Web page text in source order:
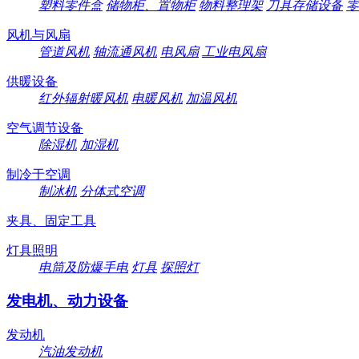
塑料零件盒 储物柜、置物柜 物料整理架 刀具存储设备
风机与风扇
管道风机 轴流通风机 电风扇 工业电风扇
供暖设备
红外辐射暖风机 电暖风机 加温风机
空气调节设备
除湿机 加湿机
制冷于空调
制冰机 分体式空调
夹具、固定工具
灯具照明
电筒及防爆手电 灯具 探照灯
发电机、动力设备
发动机
汽油发动机